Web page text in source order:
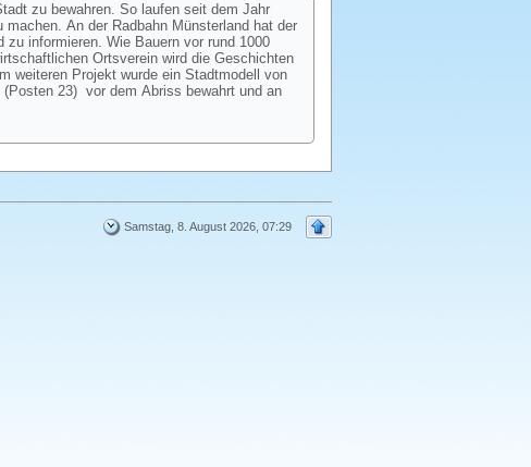
zu bewahren. So laufen seit dem Jahr
An der Radbahn Münsterland hat der
informieren. Wie Bauern vor rund 1000
Ortsverein wird die Geschichten
weiteren Projekt wurde ein Stadtmodell von
23) vor dem Abriss bewahrt und an
Samstag, 8. August 2026, 07:29